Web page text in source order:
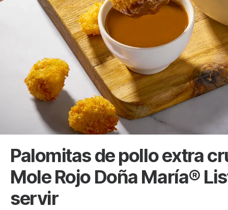
Palomitas de pollo extra
Mole Rojo Doña María®
servir